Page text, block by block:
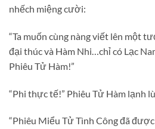
nhếch miệng cười:
“Ta muốn cùng nàng viết lên một
đại thúc và Hàm Nhi…chỉ có Lạc
Phiêu Tử Hàm!”
“Phi thực tế!” Phiêu Tử Hàm lạnh
“Phiêu Miểu Tử Tình Công đã